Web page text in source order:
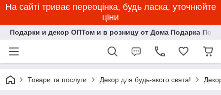
На сайті триває переоцінка, будь ласка, уточнюйте
ціни
Подарки и декор ОПТом и в розницу от Дома Подарка
Товари та послуги Декор для будь-якого свята!